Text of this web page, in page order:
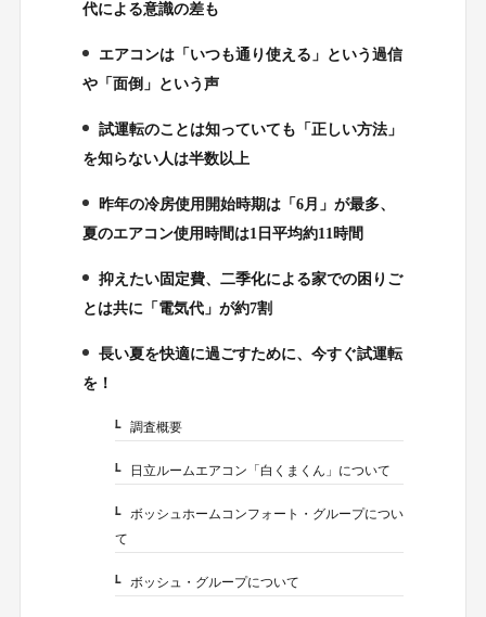
代による意識の差も
2.
エアコンは「いつも通り使える」という過信
や「面倒」という声
3.
試運転のことは知っていても「正しい方法」
を知らない人は半数以上
4.
昨年の冷房使用開始時期は「6月」が最多、
夏のエアコン使用時間は1日平均約11時間
5.
抑えたい固定費、二季化による家での困りご
とは共に「電気代」が約7割
長い夏を快適に過ごすために、今すぐ試運転
を！
6-1.調査概要
6-2.日立ルームエアコン「白くまくん」について
6-3.ボッシュホームコンフォート・グループについ
て
6-4.ボッシュ・グループについて